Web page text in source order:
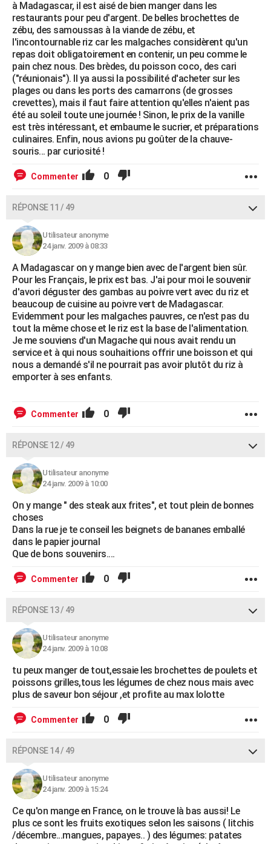
à Madagascar, il est aisé de bien manger dans les
restaurants pour peu d'argent. De belles brochettes de
zébu, des samoussas à la viande de zébu, et
l'incontournable riz car les malgaches considèrent qu'un
repas doit obligatoirement en contenir, un peu comme le
pain chez nous. Des brèdes, du poisson coco, des cari
("réunionais"). Il ya aussi la possibilité d'acheter sur les
plages ou dans les ports des camarrons (de grosses
crevettes), mais il faut faire attention qu'elles n'aient pas
été au soleil toute une journée ! Sinon, le prix de la vanille
est très intéressant, et embaume le sucrier, et préparations
culinaires. Enfin, nous avions pu goûter de la chauve-
souris... par curiosité !
Commenter 0
RÉPONSE 11 / 49
Utilisateur anonyme
24 janv. 2009 à 08:33
A Madagascar on y mange bien avec de l'argent bien sûr.
Pour les Français, le prix est bas. J'ai pour moi le souvenir
d'avori déguster des gambas au poivre vert avec du riz et
beaucoup de cuisine au poivre vert de Madagascar.
Evidemment pour les malgaches pauvres, ce n'est pas du
tout la même chose et le riz est la base de l'alimentation.
Je me souviens d'un Magache qui nous avait rendu un
service et à qui nous souhaitions offrir une boisson et qui
nous a demandé s'il ne pourrait pas avoir plutôt du riz à
emporter à ses enfants.
Commenter 0
RÉPONSE 12 / 49
Utilisateur anonyme
24 janv. 2009 à 10:00
On y mange " des steak aux frites", et tout plein de bonnes
choses
Dans la rue je te conseil les beignets de bananes emballé
dans le papier journal
Que de bons souvenirs....
Commenter 0
RÉPONSE 13 / 49
Utilisateur anonyme
24 janv. 2009 à 10:08
tu peux manger de tout,essaie les brochettes de poulets et
poissons grilles,tous les légumes de chez nous mais avec
plus de saveur bon séjour ,et profite au max lolotte
Commenter 0
RÉPONSE 14 / 49
Utilisateur anonyme
24 janv. 2009 à 15:24
Ce qu'on mange en France, on le trouve là bas aussi! Le
plus ce sont les fruits exotiques selon les saisons ( litchis
/décembre...mangues, papayes.. ) des légumes: patates